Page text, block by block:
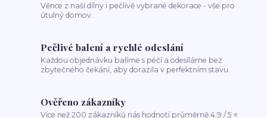
Věnce z naší dílny i pečlivě vybrané dekorace - vše pro
útulný domov.
Pečlivé balení a rychlé odeslání
Každou objednávku balíme s péčí a odesíláme bez
zbytečného čekání, aby dorazila v perfektním stavu.
Ověřeno zákazníky
Více než 200 zákazníků nás hodnotí průměrně 4,9 / 5 ⭐